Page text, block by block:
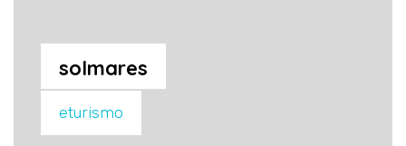
solmares
eturismo